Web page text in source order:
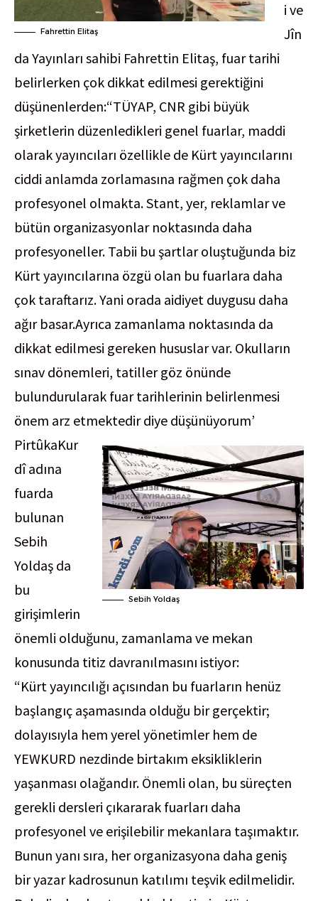
Fahrettin Elitaş
i ve
Jîn
da Yayınları sahibi Fahrettin Elitaş, fuar tarihi
belirlerken çok dikkat edilmesi gerektiğini
düşünenlerden:“TÜYAP, CNR gibi büyük
şirketlerin düzenledikleri genel fuarlar, maddi
olarak yayıncıları özellikle de Kürt yayıncılarını
ciddi anlamda zorlamasına rağmen çok daha
profesyonel olmakta. Stant, yer, reklamlar ve
bütün organizasyonlar noktasında daha
profesyoneller. Tabii bu şartlar oluştuğunda biz
Kürt yayıncılarına özgü olan bu fuarlara daha
çok taraftarız. Yani orada aidiyet duygusu daha
ağır basar.Ayrıca zamanlama noktasında da
dikkat edilmesi gereken hususlar var. Okulların
sınav dönemleri, tatiller göz önünde
bulundurularak fuar tarihlerinin belirlenmesi
önem arz etmektedir diye düşünüyorum’
Sebih Yoldaş
PirtûkaKur
dî adına
fuarda
bulunan
Sebih
Yoldaş da
bu
girişimlerin
önemli olduğunu, zamanlama ve mekan
konusunda titiz davranılmasını istiyor:
“Kürt yayıncılığı açısından bu fuarların henüz
başlangıç aşamasında olduğu bir gerçektir;
dolayısıyla hem yerel yönetimler hem de
YEWKURD nezdinde birtakım eksikliklerin
yaşanması olağandır. Önemli olan, bu süreçten
gerekli dersleri çıkararak fuarları daha
profesyonel ve erişilebilir mekanlara taşımaktır.
Bunun yanı sıra, her organizasyona daha geniş
bir yazar kadrosunun katılımı teşvik edilmelidir.